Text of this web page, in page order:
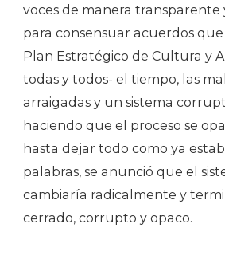
voces de manera transparente
para consensuar acuerdos
Plan Estratégico de Cultura y
todas y todos- el tiempo, las
arraigadas y un sistema
haciendo que el proceso se
hasta dejar todo como ya
palabras, se anunció que el
cambiaría radicalmente y
cerrado, corrupto y opaco.